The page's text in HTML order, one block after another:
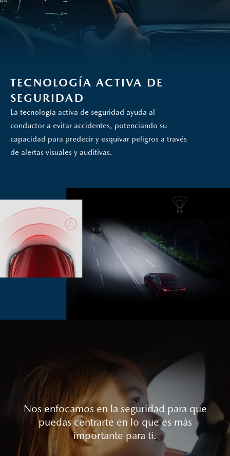
TECNOLOGÍA ACTIVA DE
SEGURIDAD
La tecnología activa de seguridad ayuda al
conductor a evitar accidentes, potenciando su
capacidad para predecir y esquivar peligros a través
de alertas visuales y auditivas.
Nos enfocamos en la seguridad para que
puedas centrarte en lo que es más
importante para ti.